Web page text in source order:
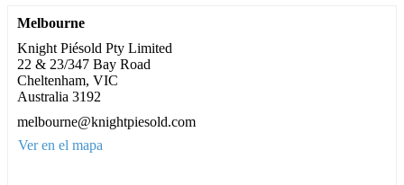
Melbourne
Knight Piésold Pty Limited
22 & 23/347 Bay Road
Cheltenham, VIC
Australia 3192
melbourne@knightpiesold.com
Ver en el mapa